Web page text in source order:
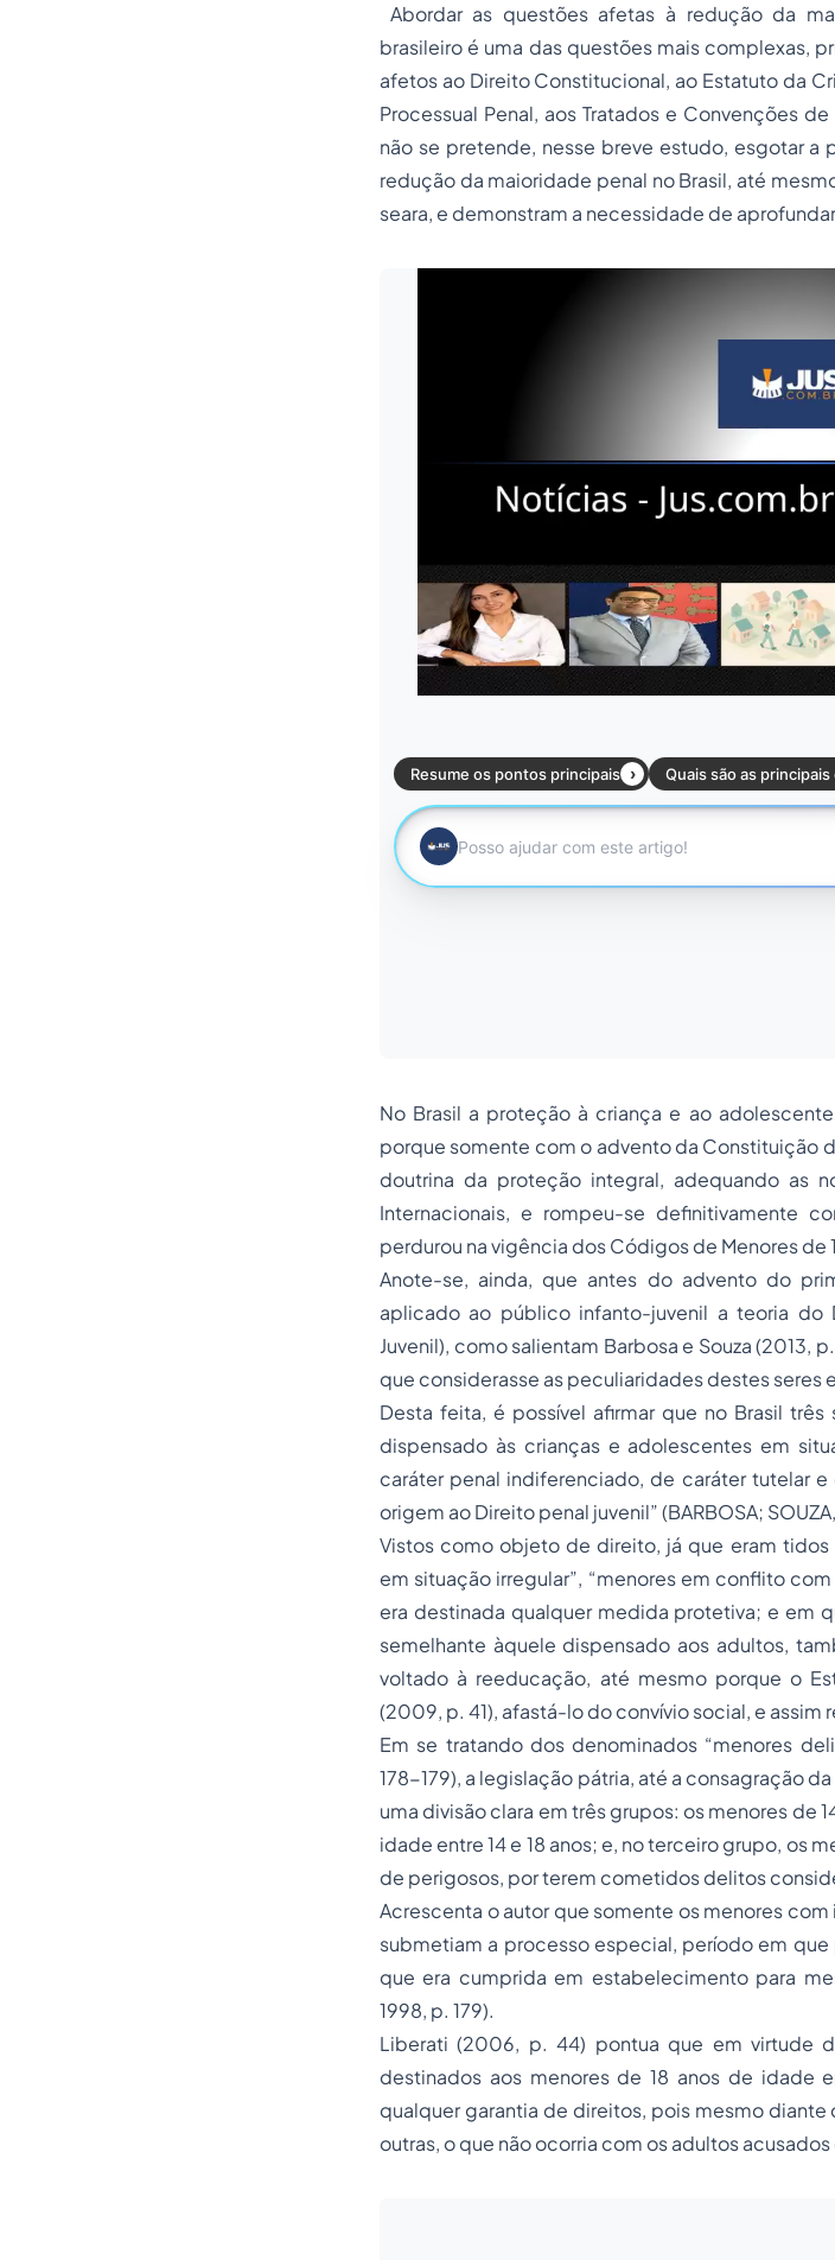
​Abordar as questões afetas à redução da
brasileiro é uma das questões mais complexas,
afetos ao Direito Constitucional, ao Estatuto da
Processual Penal, aos Tratados e Convenções
não se pretende, nesse breve estudo, esgotar
redução da maioridade penal no Brasil, até
seara, e demonstram a necessidade de
​No Brasil a proteção à criança e ao
porque somente com o advento da Constituição
doutrina da proteção integral, adequando as
Internacionais, e rompeu-se definitivamente
perdurou na vigência dos Códigos de Menores de
​Anote-se, ainda, que antes do advento do
aplicado ao público infanto-juvenil a teoria do
Juvenil), como salientam Barbosa e Souza (2013,
que considerasse as peculiaridades destes seres
​Desta feita, é possível afirmar que no Brasil
dispensado às crianças e adolescentes em
caráter penal indiferenciado, de caráter tutelar
origem ao Direito penal juvenil” (BARBOSA;
​Vistos como objeto de direito, já que eram tidos
em situação irregular”, “menores em conflito
era destinada qualquer medida protetiva; e em
semelhante àquele dispensado aos adultos,
voltado à reeducação, até mesmo porque o
(2009, p. 41), afastá-lo do convívio social, e assim
​Em se tratando dos denominados “menores
178-179), a legislação pátria, até a consagração
uma divisão clara em três grupos: os menores de
idade entre 14 e 18 anos; e, no terceiro grupo, os
de perigosos, por terem cometidos delitos
​Acrescenta o autor que somente os menores
submetiam a processo especial, período em
que era cumprida em estabelecimento para
1998, p. 179).
​Liberati (2006, p. 44) pontua que em virtude
destinados aos menores de 18 anos de idade
qualquer garantia de direitos, pois mesmo
outras, o que não ocorria com os adultos